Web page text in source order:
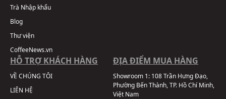
Trà Nhập khẩu
Blog
Thư viện
CoffeeNews.vn
HỖ TRỢ KHÁCH HÀNG
VỀ CHÚNG TÔI
LIÊN HỆ
ĐỊA ĐIỂM MUA HÀNG
Showroom 1: 108 Trần Hưng Đạo,
Phường Bến Thành, TP. Hồ Chí Minh,
Việt Nam